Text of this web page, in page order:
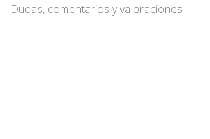
Dudas, comentarios y valoraciones